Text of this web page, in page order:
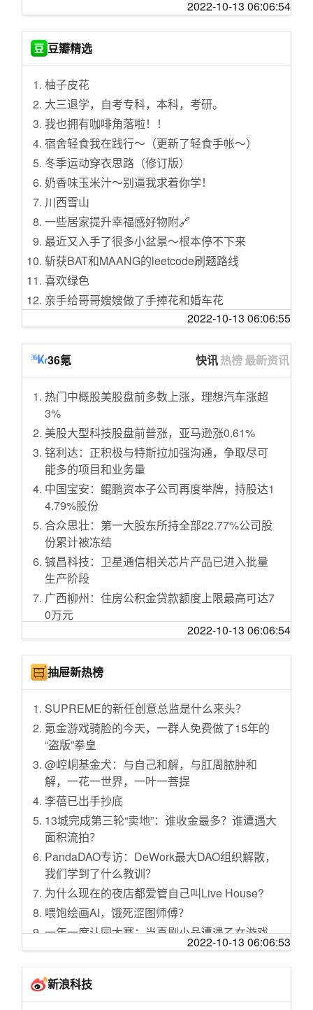
拒绝腰酸背痛 站着把工打了-北弧K2电动升降桌
轻松家居清洁 篇十二：简单轻松就实现了扫拖
自由，石头扫地机器人G10S AUTO使用感受
夫拉手机壳
有“多”有“少”，添可芙万3.0藏着哪些好用的秘
密？
回血省钱 篇六十八：【酷喵VIP 1.8折福利】91.
25年卡、8元月卡，每天仅需0.25元，1分钟轻
松教程
白酒价格狂跌：“双11” 买酒清单与价格分享
记小黄鱼7K入在保iPhone13 Pro Max 512G当
天又退的经历
入住后才醒悟：卫生间这15个装修种下的苦
果，要用余生咀嚼
从“听个响”到“好声音”，天龙Denon Home家族
轻松满足家庭多样化需求
女主播们的瑜伽裤，能塞下“三室一厅”，这件单
品女生们穿上既爱上
二狗聊数码 篇一百一十一：零基础也能轻松上
双11还没来，这些“养老”小家电怎么就已经塞满
了我的购物车呢？
电子产品 篇二十：我的OCULUS QUEST2终于
可以退役了！Pro版本4倍像素质量终于来
了！！！
拿下建行大山白，全靠这些技巧
专业护腰护脊人体工学椅怎么选？从1千到2千
再到3千多，保友金豪ew 2代人体工学椅深度体
验评测
bubble推荐清单 篇二十五：一秒入秋，36款优
衣库男装服饰特惠清单！换季/降温必备，顺风
包邮，喜欢的不要错过！
AMD 7600X性能如何？核显能玩什么游戏？这
篇告诉你！ELITE GO!AMD 7600X首发！
京东金融积分，边花边省
刘作虎开窍了：5000mAh电池+5nm芯片仅199
9元，12+256GB售价亲民
【Switch清灰日记】真香蛋炒饭来了，年末值
得一玩的NS大作
网络1:实践低成本小户型AP+AC网络方案-以女
朋友家为例
人类幼崽的护肤品分享
米家烹饪机器人是不是智商税？真实体验后觉
得还挺香的
apple watch，是男人就选41！
没有“改变”的新玩意－罗技G502 XPlus
EDC 篇四：财经专业团队的软硬生产力工具分
享
新一季桌面分享：索尼INZONE M9电竞显示器
极空间 Z4S 体验：影视信息搜刮 + AI 相册管理
+ 全局内网穿透，玩转 NAS 从未如此简单
Meta 发布 1500 美元的 VR 头显
特斯拉和比亚迪电动车交付量破记录
制
Firefox 如何改进 macOS 版本的响应
访问密钥在 GitHub 暴露五年后丰田警告数据泄
露
调查显示逾四成 Windows PC 无法升级到 Wind
ows 11
ISC DHCP Server 寿命终止
PC 出货量三季度同比下降近 20%
2022-10-13 06:06:54
豆瓣精选
柚子皮花
大三退学，自考专科，本科，考研。
我也拥有咖啡角落啦！！
宿舍轻食我在践行～（更新了轻食手帐～）
冬季运动穿衣思路（修订版）
奶香味玉米汁～别逼我求着你学！
川西雪山
一些居家提升幸福感好物附🔗
最近又入手了很多小盆景～根本停不下来
斩获BAT和MAANG的leetcode刷题路线
喜欢绿色
亲手给哥哥嫂嫂做了手捧花和婚车花
2021.10-2022.10一周年回村记录
loft里的开放式小小小厨房，生动的生活烟火气
咖啡垃圾回收员♻️
我见过的山
宝子们！分享我的雅思快速出分办法。
如何改善自我价值感低以及过度共情
威海早市
我放假=空气炸锅996😈😋🥣（菜谱已更）
在草原上偶然遇见雪山🏔️
捡到胆子超级大的长毛小女橘
自制『特装书』
我也来做一个我几乎吃不腻的平价零食分享
房间里每一件物品每天都能用到的感觉真好
秋天的长白山是咖啡味的
手脚冰凉的姐妹们进，秋冬运动分享
2022-10-13 06:06:55
36氪 快讯热榜最新资讯
热门中概股美股盘前多数上涨，理想汽车涨超
3%
美股大型科技股盘前普涨，亚马逊涨0.61%
铭利达：正积极与特斯拉加强沟通，争取尽可
能多的项目和业务量
中国宝安：鲲鹏资本子公司再度举牌，持股达1
4.79%股份
合众思壮：第一大股东所持全部22.77%公司股
份累计被冻结
铖昌科技：卫星通信相关芯片产品已进入批量
生产阶段
广西柳州：住房公积金贷款额度上限最高可达7
0万元
两市共90只个股发生大宗交易，国瓷材料溢价2.
40%
证监会同意2家企业创业板IPO注册
华东医药：前三季度净利润同比预增4%-9%
百胜中国：计划回购不超总数10%的普通股
今日共656只港股被沽空
龙佰集团：年产20万吨电池材料级磷酸铁项目
等已达标达产
小米集团：耗资约4856.93万港元回购570万股
公司股份
亿晶光电：前三季度净利润同比扭亏为盈
天猫双11前淘宝升级长辈版：为老年人配专属
人工客服
宁德时代：截至9月30日，未经审计借款余额为
852.62亿元
监管部门要求财险公司进一步加强和改进合规
管理工作
今世缘：前三季度预计净利润同比增22.53%左
右
2022-10-13 06:06:54
抽屉新热榜
SUPREME的新任创意总监是什么来头？
氪金游戏骑脸的今天，一群人免费做了15年的
“盗版”拳皇
@崆峒基金犬：与自己和解，与肛周脓肿和
解，一花一世界，一叶一菩提
李蓓已出手抄底
13城完成第三轮“卖地”：谁收金最多？谁遭遇大
面积流拍？
PandaDAO专访：DeWork最大DAO组织解散，
我们学到了什么教训？
为什么现在的夜店都爱管自己叫Live House?
喂饱绘画AI，饿死涩图师傅？
一年一度认同大赛：当喜剧小品遭遇乙女游戏
填补高铁“留白”，西部城市格局要变了？
一号难求的黑眼圈门诊，医生：90% 时间用来
陪患者聊天
2022-10-13 06:06:53
新浪科技